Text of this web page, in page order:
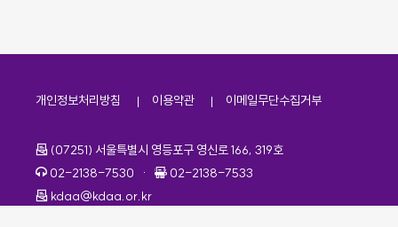
개인정보처리방침 이용약관 이메일무단수집거부
주소
(07251) 서울특별시 영등포구 영신로 166, 319호
전화번호
02-2138-7530 · 팩스번호
02-2138-7533
이메일
kdaa@kdaa.or.kr